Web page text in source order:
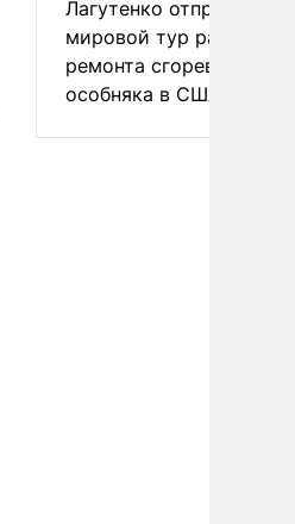
Лагутенко отправился в
мировой тур ради
ремонта сгоревшего
особняка в США